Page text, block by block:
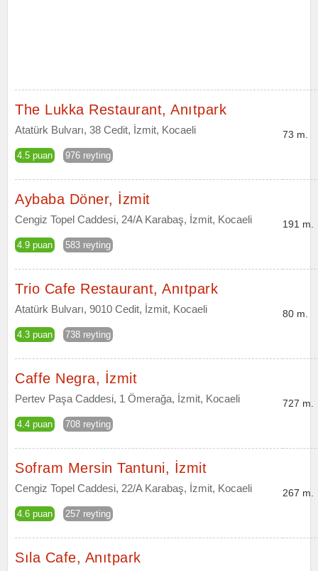
The Lukka Restaurant, Anıtpark
Atatürk Bulvarı, 38 Cedit, İzmit, Kocaeli
4.5 puan 976 reyting
73 m.
Aybaba Döner, İzmit
Cengiz Topel Caddesi, 24/A Karabaş, İzmit, Kocaeli
4.9 puan 583 reyting
191 m.
Trio Cafe Restaurant, Anıtpark
Atatürk Bulvarı, 9010 Cedit, İzmit, Kocaeli
4.3 puan 738 reyting
80 m.
Caffe Negra, İzmit
Pertev Paşa Caddesi, 1 Ömerağa, İzmit, Kocaeli
4.4 puan 708 reyting
727 m.
Sofram Mersin Tantuni, İzmit
Cengiz Topel Caddesi, 22/A Karabaş, İzmit, Kocaeli
4.6 puan 257 reyting
267 m.
Sıla Cafe, Anıtpark